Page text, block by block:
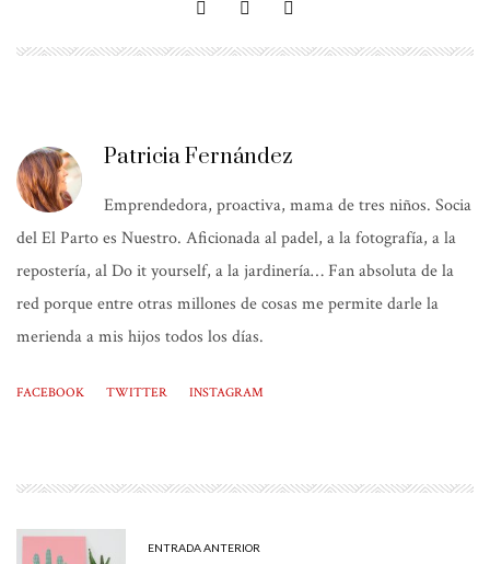
Patricia Fernández
Emprendedora, proactiva, mama de tres niños. Socia
del El Parto es Nuestro. Aficionada al padel, a la fotografía, a la
repostería, al Do it yourself, a la jardinería… Fan absoluta de la
red porque entre otras millones de cosas me permite darle la
merienda a mis hijos todos los días.
FACEBOOK TWITTER INSTAGRAM
ENTRADA ANTERIOR